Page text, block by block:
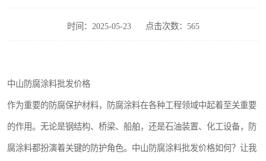
时间：2025-05-23 点击次数：565
中山防腐涂料批发价格
作为重要的防腐保护材料，防腐涂料在各种工程领域中起着至关重要
的作用。无论是钢结构、桥梁、船舶，还是石油装置、化工设备，防
腐涂料都扮演着关键的防护角色。中山防腐涂料批发价格如何？让我
聚脲涂料
建筑涂料